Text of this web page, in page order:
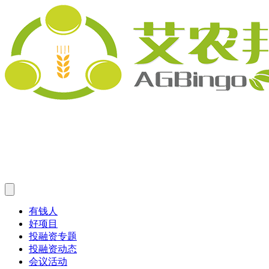
有钱人
好项目
投融资专题
投融资动态
会议活动